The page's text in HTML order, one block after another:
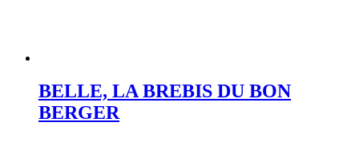
BELLE, LA BREBIS DU BON
BERGER